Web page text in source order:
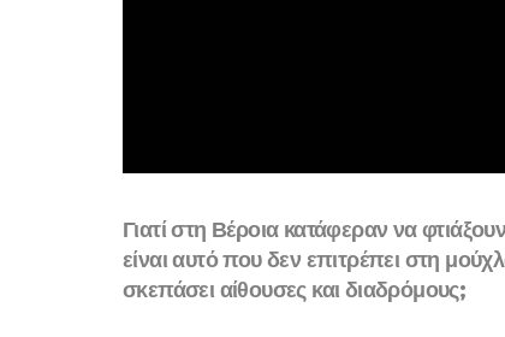
Γιατί στη Βέροια κατάφεραν να
είναι αυτό που δεν επιτρέπει στη
σκεπάσει αίθουσες και διαδρόμους;